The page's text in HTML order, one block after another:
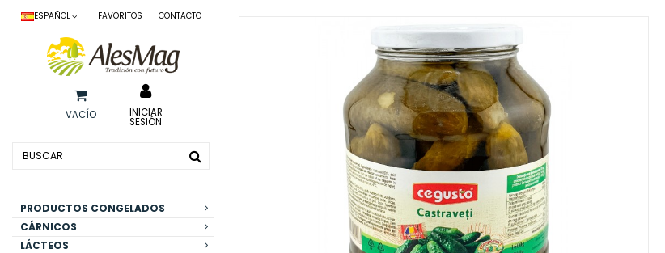
ESPAÑOL FAVORITOS CONTACTO
VACÍO INICIAR
SESIÓN
PRODUCTOS CONGELADOS
CÁRNICOS
LÁCTEOS